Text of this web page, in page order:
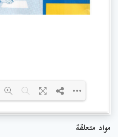
مواد متعلقة